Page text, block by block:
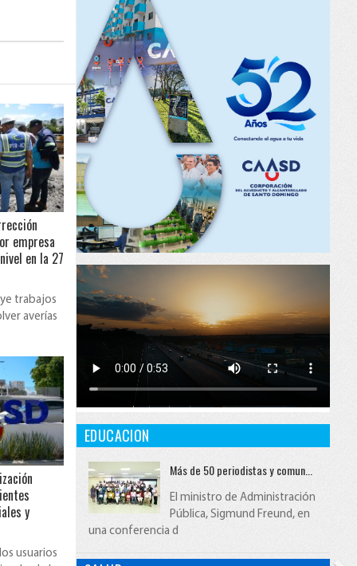
empresa
en la 27
trabajos
averías
y
usuarios
EDUCACION
Más de 50 periodistas y comun...
El ministro de Administración
Pública, Sigmund Freund, en
una conferencia d